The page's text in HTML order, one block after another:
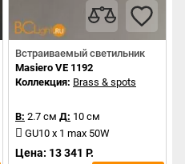
Встраиваемый светильник
Masiero VE 1192
Коллекция: Brass & spots
В: 2.7 см Д: 10 см
GU10 x 1 max 50W
Цена: 13 341 Р.